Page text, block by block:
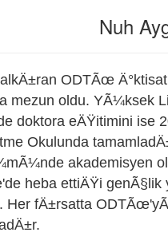
Nuh
ODTÃœ
mezun oldu. YÃ¼ksek
doktora eÄŸitimini ise
Okulunda
akademisyen
heba ettiÄŸi
Her fÄ±rsatta